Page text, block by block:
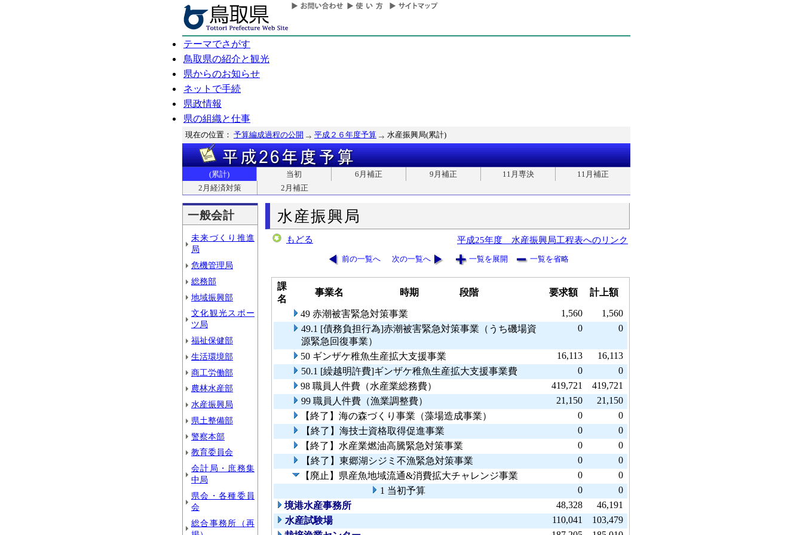
テーマでさがす
鳥取県の紹介と観光
県からのお知らせ
ネットで手続
県政情報
県の組織と仕事
現在の位置： 予算編成過程の公開 平成２６年度予算 水産振興局(累計)
(累計) 当初 6月補正 9月補正 11月専決
11月補正
2月経済対策
2月補正
一般会計
未来づくり推進
局
危機管理局
総務部
地域振興部
文化観光スポー
ツ局
福祉保健部
生活環境部
商工労働部
農林水産部
水産振興局
県土整備部
警察本部
教育委員会
会計局・庶務集
中局
県会・各種委員
会
総合事務所（再
水産振興局
もどる 平成25年度 水産振興局工程表へのリンク
前の一覧へ 次の一覧へ 一覧を展開 一覧を省略
課
名
事業名 時期 段階 要求額 計上額
49 赤潮被害緊急対策事業 1,560
1,560
49.1 [債務負担行為]赤潮被害緊急対策事業（うち磯場資
源緊急回復事業）
0 0
50 ギンザケ稚魚生産拡大支援事業 16,113
16,113
50.1 [繰越明許費]ギンザケ稚魚生産拡大支援事業費
0
0
98 職員人件費（水産業総務費）
419,721
419,721
99 職員人件費（漁業調整費）
21,150
21,150
【終了】海の森づくり事業（藻場造成事業）
0
0
【終了】海技士資格取得促進事業
0
0
【終了】水産業燃油高騰緊急対策事業
0
0
【終了】東郷湖シジミ不漁緊急対策事業
0
0
【廃止】県産魚地域流通&消費拡大チャレンジ事業
0
0
1 当初予算
0
0
境港水産事務所
48,328
46,191
水産試験場
110,041
103,479